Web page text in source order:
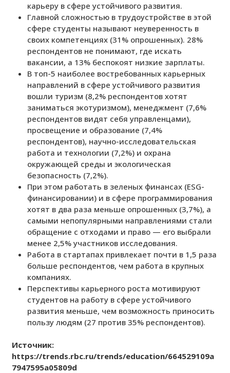
карьеру в сфере устойчивого развития.
Главной сложностью в трудоустройстве в этой
сфере студенты называют неуверенность в
своих компетенциях (31% опрошенных). 28%
респондентов не понимают, где искать
вакансии, а 13% беспокоят низкие зарплаты.
В топ-5 наиболее востребованных карьерных
направлений в сфере устойчивого развития
вошли туризм (8,2% респондентов хотят
заниматься экотуризмом), менеджмент (7,6%
респондентов видят себя управленцами),
просвещение и образование (7,4%
респондентов), научно-исследовательская
работа и технологии (7,2%) и охрана
окружающей среды и экологическая
безопасность (7,2%).
При этом работать в зеленых финансах (ESG-
финансировании) и в сфере программирования
хотят в два раза меньше опрошенных (3,7%), а
самыми непопулярными направлениями стали
обращение с отходами и право — его выбрали
менее 2,5% участников исследования.
Работа в стартапах привлекает почти в 1,5 раза
больше респондентов, чем работа в крупных
компаниях.
Перспективы карьерного роста мотивируют
студентов на работу в сфере устойчивого
развития меньше, чем возможность приносить
пользу людям (27 против 35% респондентов).
Источник:
https://trends.rbc.ru/trends/education/664529109a
7947595a05809d